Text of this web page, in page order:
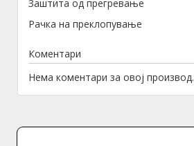
Заштита од прегревање
Рачка на преклопување
Коментари
Нема коментари за овој производ.